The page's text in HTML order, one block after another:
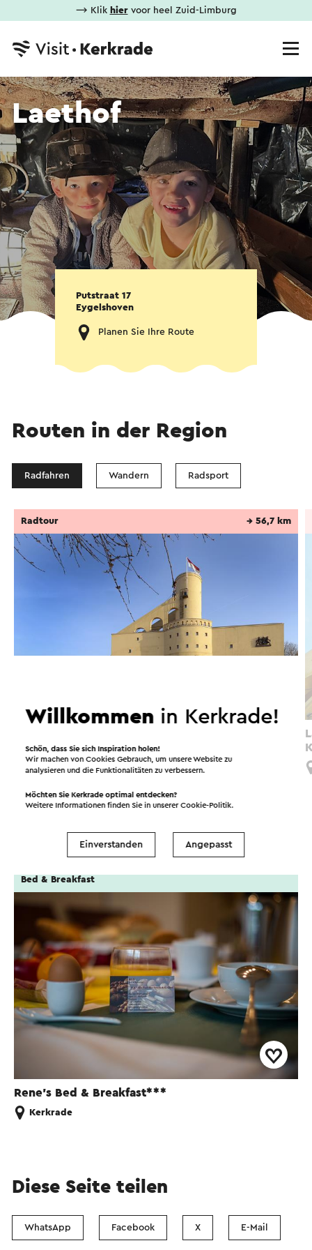
⟶ Klik hiervoor heel Zuid-Limburg
Laethof
Putstraat 17
Eygelshoven
Planen Sie Ihre Route
Routen in der Region
Radfahren Wandern Radsport
Radtour → 56,7 km
Simpelveld
Spaß in der Umgebung!
Rene’s Bed & Breakfast***
Bed & Breakfast
Kerkrade
Diese Seite teilen
WhatsApp Facebook X E-Mail
Willkommen in Kerkrade!
Schön, dass Sie sich Inspiration holen!
Wir machen von Cookies Gebrauch, um unsere Website zu
analysieren und die Funktionalitäten zu verbessern.
Möchten Sie Kerkrade optimal entdecken?
Weitere Informationen finden Sie in unsererCookie-Politik.
Einverstanden Angepasst